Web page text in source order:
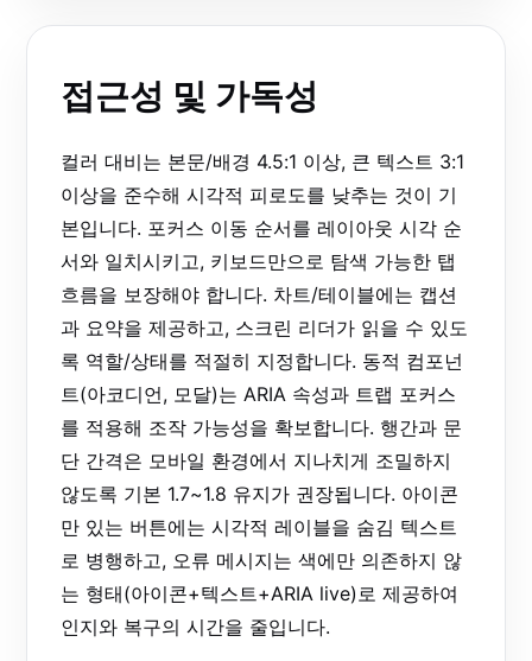
접근성 및 가독성
컬러 대비는 본문/배경 4.5:1 이상, 큰 텍스트 3:1
이상을 준수해 시각적 피로도를 낮추는 것이 기
본입니다. 포커스 이동 순서를 레이아웃 시각 순
서와 일치시키고, 키보드만으로 탐색 가능한 탭
흐름을 보장해야 합니다. 차트/테이블에는 캡션
과 요약을 제공하고, 스크린 리더가 읽을 수 있도
록 역할/상태를 적절히 지정합니다. 동적 컴포넌
트(아코디언, 모달)는 ARIA 속성과 트랩 포커스
를 적용해 조작 가능성을 확보합니다. 행간과 문
단 간격은 모바일 환경에서 지나치게 조밀하지
않도록 기본 1.7~1.8 유지가 권장됩니다. 아이콘
만 있는 버튼에는 시각적 레이블을 숨김 텍스트
로 병행하고, 오류 메시지는 색에만 의존하지 않
는 형태(아이콘+텍스트+ARIA live)로 제공하여
인지와 복구의 시간을 줄입니다.